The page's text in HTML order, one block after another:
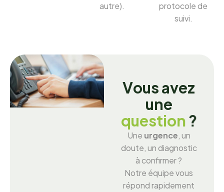
autre).
protocole de
suivi.
Vousavez
une
question?
Une urgence, un
doute, un diagnostic
à confirmer ?
Notre équipe vous
répond rapidement